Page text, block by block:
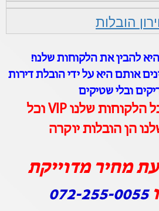
הובלות
להבין את הלקוחות שלנו!
אותם היא על ידי הובלת דירות
ובלי שטיקים
כי מבחינתינו כל הלקוחות שלנו VIP וכל
הן הובלות יוקרה
מחיר מדוייקת
072-255-0055